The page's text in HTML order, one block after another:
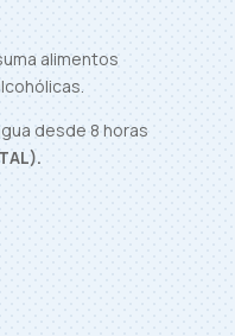
alimentos
desde 8 horas